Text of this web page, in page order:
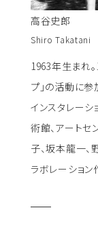
高谷史郎
Shiro Takatani
1963年生まれ
プ」の活動に参
インスタレー
術館、アートセ
子、坂本龍一
ラボレーション